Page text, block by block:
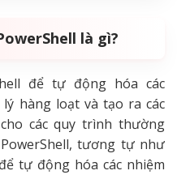
là gì?
để tự động hóa các
hàng loạt và tạo ra các
các quy trình thường
tương tự như
tự động hóa các nhiệm